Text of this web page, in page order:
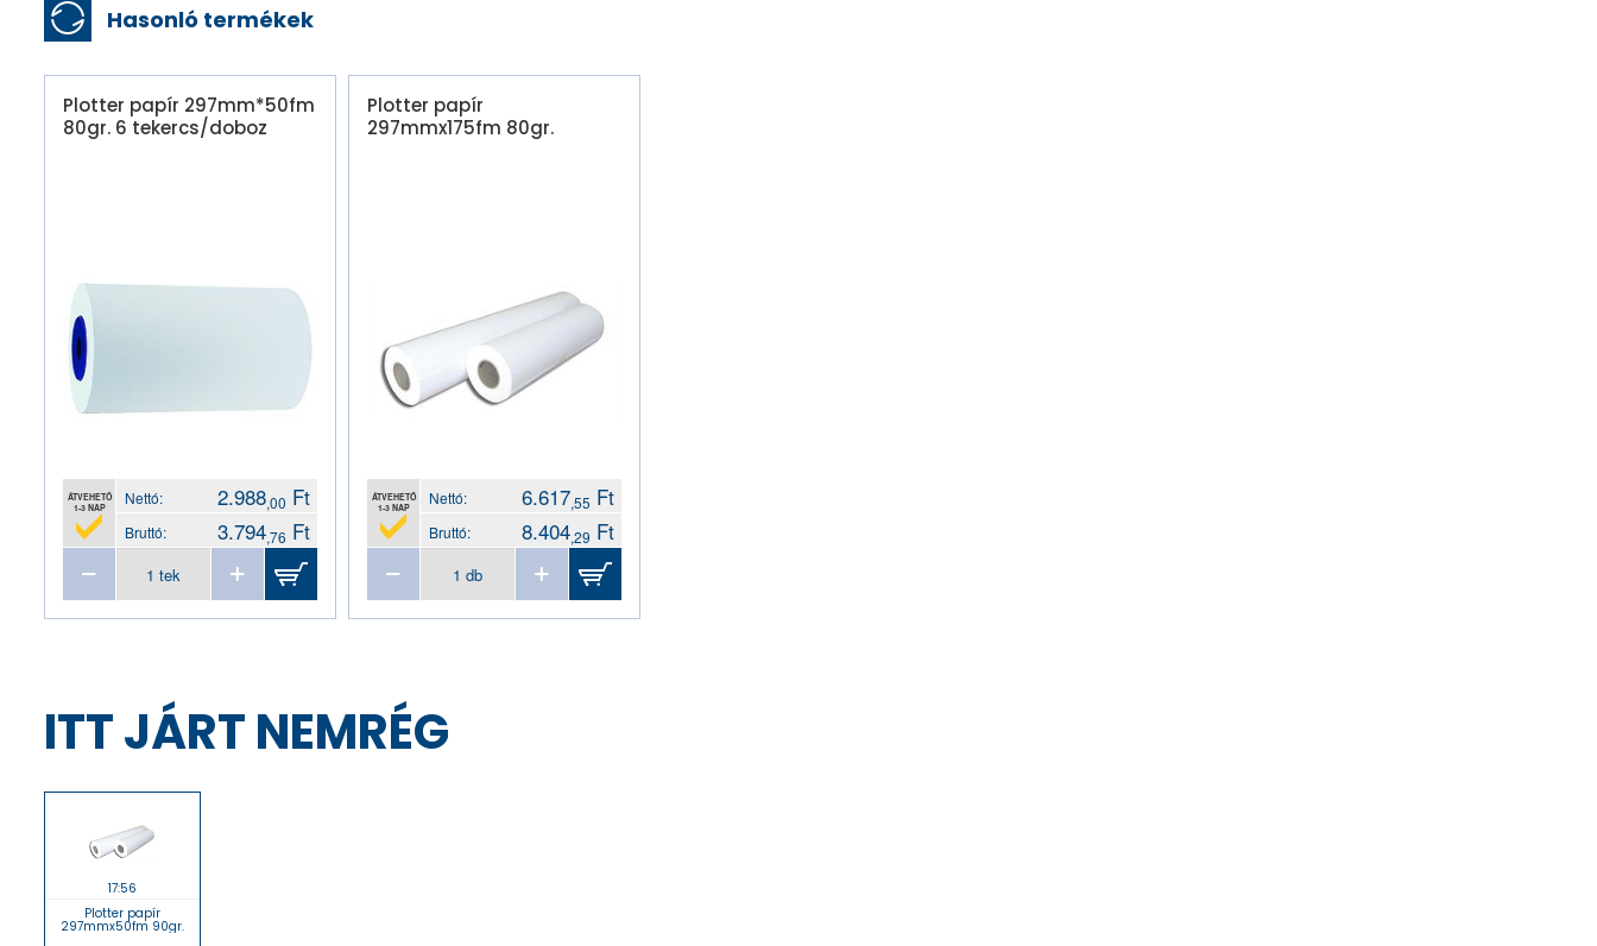
Hasonló termékek
Plotter papír 297mm*50fm
80gr. 6 tekercs/doboz
ÁTVEHETŐ
1-3 NAP
Nettó: 2.988,00 Ft
Bruttó: 3.794,76 Ft
Plotter papír
297mmx175fm 80gr.
ÁTVEHETŐ
1-3 NAP
Nettó: 6.617,55 Ft
Bruttó: 8.404,29 Ft
ITT JÁRT NEMRÉG
17:56
Plotter papír
297mmx50fm 90gr.